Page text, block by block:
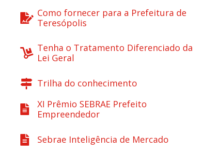
Como fornecer para a Prefeitura de
Teresópolis
Tenha o Tratamento Diferenciado da
Lei Geral
Trilha do conhecimento
XI Prêmio SEBRAE Prefeito
Empreendedor
Sebrae Inteligência de Mercado